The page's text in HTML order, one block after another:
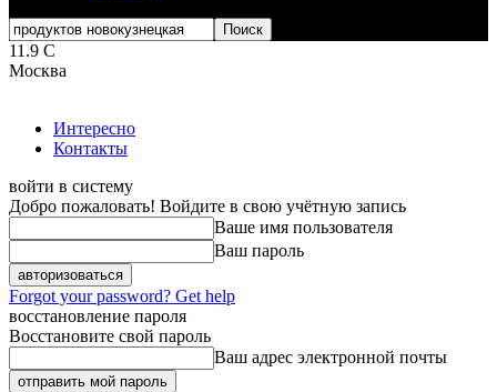
11.9 C
Москва
Интересно
Контакты
войти в систему
Добро пожаловать! Войдите в свою учётную запись
Ваше имя пользователя
Ваш пароль
Forgot your password? Get help
восстановление пароля
Восстановите свой пароль
Ваш адрес электронной почты